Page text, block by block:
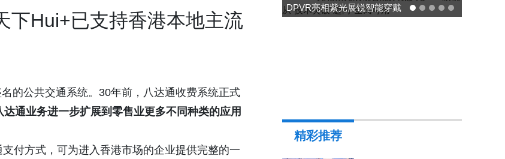
下Hui+已支持香港本地主流
名的公共交通系统。30年前，八达通收费系统正式
达通业务进一步扩展到零售业更多不同种类的应用
付方式，可为进入香港市场的企业提供完整的一
DPVR亮相紫光展锐智能穿戴
沙龙：AI眼镜从“技术突破”迈
东方药林"雪康保"凝胶型膳食
精彩推荐